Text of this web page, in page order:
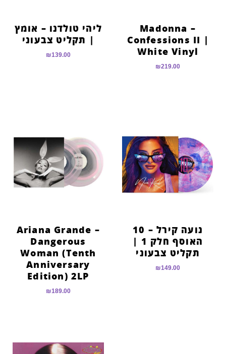
Madonna –
Confessions II |
White Vinyl
₪219.00
ליהי טולדנו – אומץ
| תקליט צבעוני
₪139.00
נועה קירל – 10
האוסף חלק 1 |
תקליט צבעוני
₪149.00
Ariana Grande –
Dangerous
Woman (Tenth
Anniversary
Edition) 2LP
₪189.00